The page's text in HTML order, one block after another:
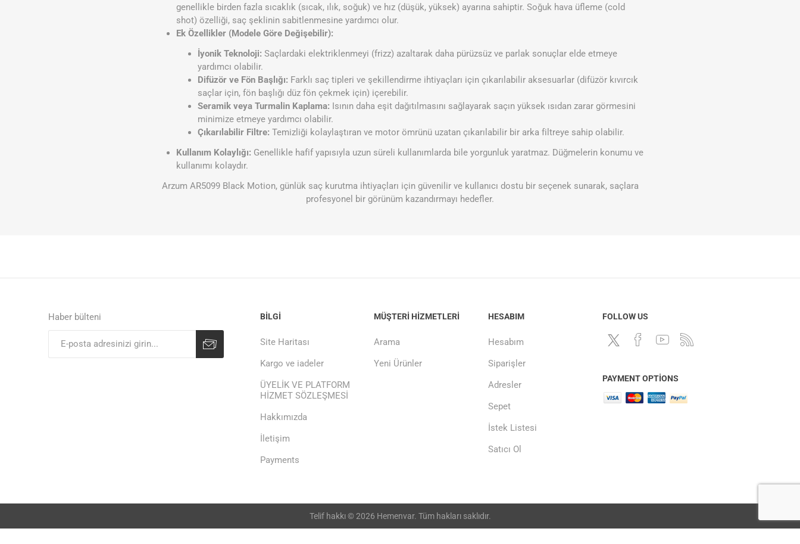
genellikle birden fazla sıcaklık (sıcak, ılık, soğuk) ve hız (düşük, yüksek) ayarına sahiptir. Soğuk hava üfleme (cold
shot) özelliği, saç şeklinin sabitlenmesine yardımcı olur.
Ek Özellikler (Modele Göre Değişebilir):
İyonik Teknoloji: Saçlardaki elektriklenmeyi (frizz) azaltarak daha pürüzsüz ve parlak sonuçlar elde etmeye
yardımcı olabilir.
Difüzör ve Fön Başlığı: Farklı saç tipleri ve şekillendirme ihtiyaçları için çıkarılabilir aksesuarlar (difüzör kıvırcık
saçlar için, fön başlığı düz fön çekmek için) içerebilir.
Seramik veya Turmalin Kaplama: Isının daha eşit dağıtılmasını sağlayarak saçın yüksek ısıdan zarar görmesini
minimize etmeye yardımcı olabilir.
Çıkarılabilir Filtre: Temizliği kolaylaştıran ve motor ömrünü uzatan çıkarılabilir bir arka filtreye sahip olabilir.
Kullanım Kolaylığı: Genellikle hafif yapısıyla uzun süreli kullanımlarda bile yorgunluk yaratmaz. Düğmelerin konumu ve
kullanımı kolaydır.
Arzum AR5099 Black Motion, günlük saç kurutma ihtiyaçları için güvenilir ve kullanıcı dostu bir seçenek sunarak, saçlara
profesyonel bir görünüm kazandırmayı hedefler.
Haber bülteni BILGI
Site Haritası
Kargo ve iadeler
ÜYELİK VE PLATFORM
HİZMET SÖZLEŞMESİ
Hakkımızda
İletişim
Payments
MÜŞTERI HIZMETLERI
Arama
Yeni Ürünler
HESABIM
Hesabım
Siparişler
Adresler
Sepet
İstek Listesi
Satıcı Ol
FOLLOW US
PAYMENT OPTIONS
Telif hakkı © 2026 Hemenvar. Tüm hakları saklıdır.